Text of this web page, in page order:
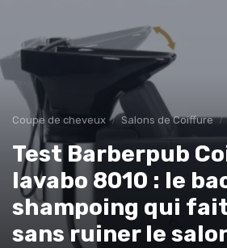
Coupe de cheveux Salons de Coiffure
Test Barberpub
lavabo 8010 : le
shampoing qui
sans ruiner le